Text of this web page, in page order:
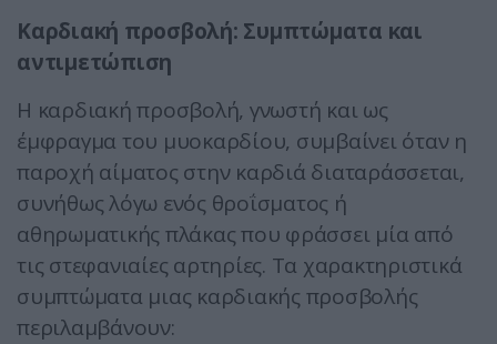
Καρδιακή προσβολή: Συμπτώματα και
αντιμετώπιση
Η καρδιακή προσβολή, γνωστή και ως
έμφραγμα του μυοκαρδίου, συμβαίνει όταν η
παροχή αίματος στην καρδιά διαταράσσεται,
συνήθως λόγω ενός θροΐσματος ή
αθηρωματικής πλάκας που φράσσει μία από
τις στεφανιαίες αρτηρίες. Τα χαρακτηριστικά
συμπτώματα μιας καρδιακής προσβολής
περιλαμβάνουν: